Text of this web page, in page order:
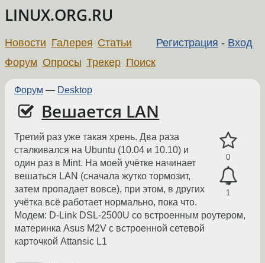
LINUX.ORG.RU
Регистрация - Вход
Новости Галерея Статьи
Форум Опросы Трекер Поиск
Форум — Desktop
Вешается LAN
0
1
Третий раз уже такая хрень. Два раза
сталкивался на Ubuntu (10.04 и 10.10) и
один раз в Mint. На моей учётке начинает
вешаться LAN (сначала жутко тормозит,
затем пропадает вовсе), при этом, в других
учётка всё работает нормально, пока что.
Модем: D-Link DSL-2500U со встроенным роутером,
материнка Asus M2V с встроенной сетевой
карточкой Attansic L1